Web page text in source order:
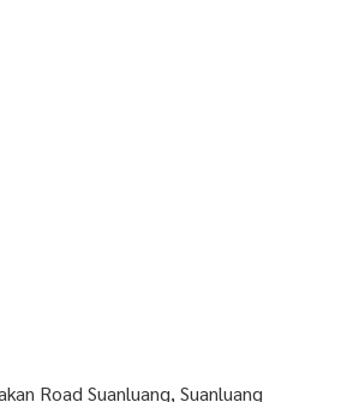
Road Suanluang, Suanluang